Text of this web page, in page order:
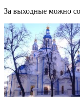
За выходные можно